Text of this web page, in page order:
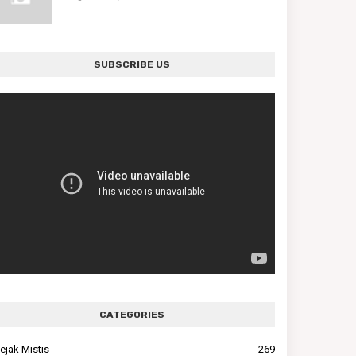
SUBSCRIBE US
CATEGORIES
Mistis 269